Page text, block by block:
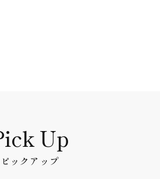
ピックアップ